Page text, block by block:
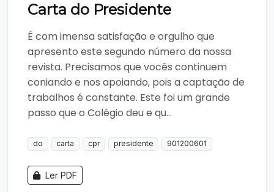
Carta do Presidente
É com imensa satisfação e orgulho que
apresento este segundo número da nossa
revista. Precisamos que vocês continuem
coniando e nos apoiando, pois a captação de
trabalhos é constante. Este foi um grande
passo que o Colégio deu e qu...
do carta cpr presidente 901200601
Ler PDF